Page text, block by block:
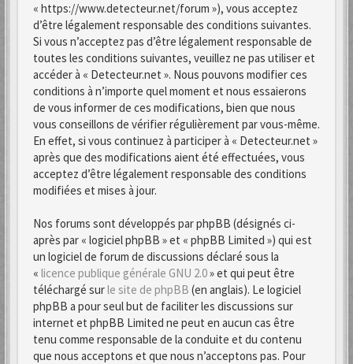
« https://www.detecteur.net/forum »), vous acceptez
d’être légalement responsable des conditions suivantes.
Si vous n’acceptez pas d’être légalement responsable de
toutes les conditions suivantes, veuillez ne pas utiliser et
accéder à « Detecteur.net ». Nous pouvons modifier ces
conditions à n’importe quel moment et nous essaierons
de vous informer de ces modifications, bien que nous
vous conseillons de vérifier régulièrement par vous-même.
En effet, si vous continuez à participer à « Detecteur.net »
après que des modifications aient été effectuées, vous
acceptez d’être légalement responsable des conditions
modifiées et mises à jour.
Nos forums sont développés par phpBB (désignés ci-
après par « logiciel phpBB » et « phpBB Limited ») qui est
un logiciel de forum de discussions déclaré sous la
« licence publique générale GNU 2.0» et qui peut être
téléchargé surle site de phpBB (en anglais). Le logiciel
phpBB a pour seul but de faciliter les discussions sur
internet et phpBB Limited ne peut en aucun cas être
tenu comme responsable de la conduite et du contenu
que nous acceptons et que nous n’acceptons pas. Pour